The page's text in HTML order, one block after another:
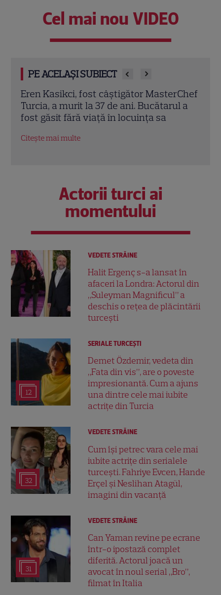
Cel mai nou VIDEO
PE ACELAȘI SUBIECT
Trei cupluri revin la „Insula Iubirii –
Reuniuni”. Ce se întâmplă când se
întâlnesc din nou cu Radu Vâlcan
Citește mai multe
Actorii turci ai
momentului
VEDETE STRĂINE
Halit Ergenç s-a lansat în
afaceri la Londra: Actorul din
„Suleyman Magnificul” a
deschis o rețea de plăcintării
turcești
12
SERIALE TURCEŞTI
Demet Özdemir, vedeta din
„Fata din vis”, are o poveste
impresionantă. Cum a ajuns
una dintre cele mai iubite
actrițe din Turcia
32
VEDETE STRĂINE
Cum își petrec vara cele mai
iubite actrițe din serialele
turcești. Fahriye Evcen, Hande
Erçel și Neslihan Atagül,
imagini din vacanță
31
VEDETE STRĂINE
Can Yaman revine pe ecrane
într-o ipostază complet
diferită. Actorul joacă un
avocat în noul serial „Bro”,
filmat în Italia